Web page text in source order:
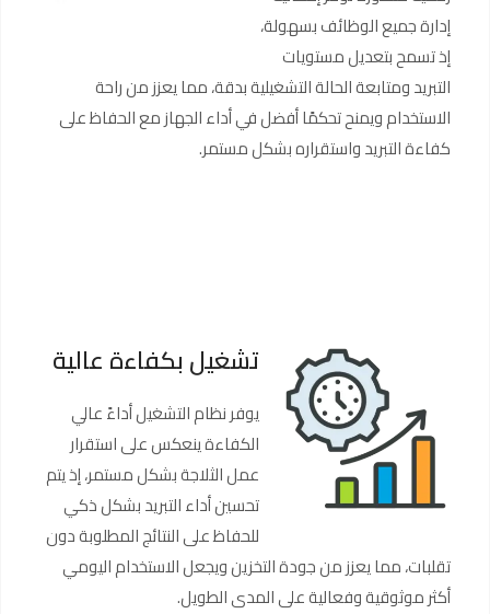
إدارة جميع الوظائف بسهولة،
إذ تسمح بتعديل مستويات
التبريد ومتابعة الحالة التشغيلية بدقة، مما يعزز من راحة
الاستخدام ويمنح تحكمًا أفضل في أداء الجهاز مع الحفاظ على
كفاءة التبريد واستقراره بشكل مستمر.
تشغيل بكفاءة عالية
يوفر نظام التشغيل أداءً عالي
الكفاءة ينعكس على استقرار
عمل الثلاجة بشكل مستمر، إذ يتم
تحسين أداء التبريد بشكل ذكي
للحفاظ على النتائج المطلوبة دون
تقلبات، مما يعزز من جودة التخزين ويجعل الاستخدام اليومي
أكثر موثوقية وفعالية على المدى الطويل.